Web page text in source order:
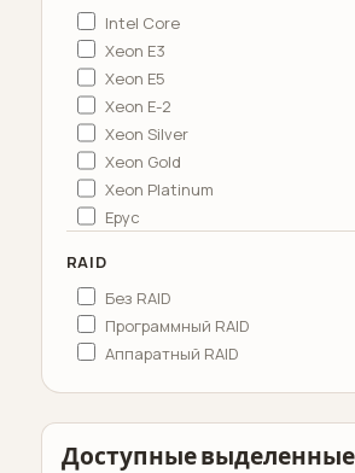
Intel Core
Xeon E3
Xeon E5
Xeon E-2
Xeon Silver
Xeon Gold
Xeon Platinum
Epyc
RAID
Без RAID
Программный RAID
Аппаратный RAID
Доступные